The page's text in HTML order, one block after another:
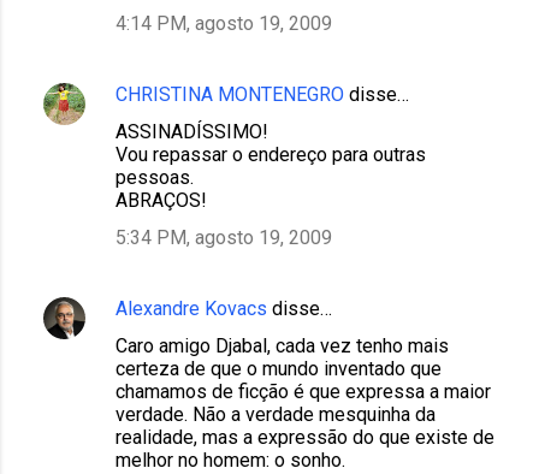
4:14 PM, agosto 19, 2009
CHRISTINA MONTENEGRO disse…
ASSINADÍSSIMO!
Vou repassar o endereço para outras
pessoas.
ABRAÇOS!
5:34 PM, agosto 19, 2009
Alexandre Kovacs disse…
Caro amigo Djabal, cada vez tenho mais
certeza de que o mundo inventado que
chamamos de ficção é que expressa a maior
verdade. Não a verdade mesquinha da
realidade, mas a expressão do que existe de
melhor no homem: o sonho.